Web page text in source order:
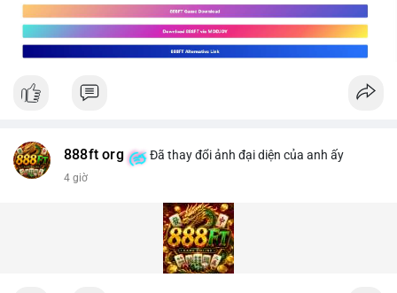
888ft org Đã thay đổi ảnh đại diện của anh ấy
4 giờ